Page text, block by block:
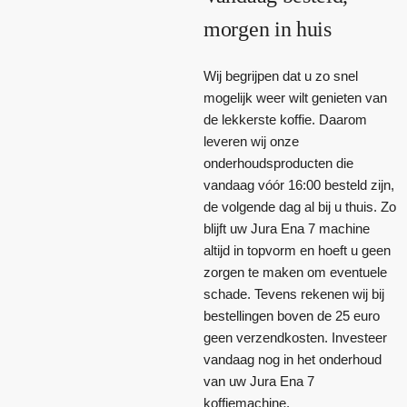
morgen in huis
Wij begrijpen dat u zo snel
mogelijk weer wilt genieten van
de lekkerste koffie. Daarom
leveren wij onze
onderhoudsproducten die
vandaag vóór 16:00 besteld zijn,
de volgende dag al bij u thuis. Zo
blijft uw Jura Ena 7 machine
altijd in topvorm en hoeft u geen
zorgen te maken om eventuele
schade. Tevens rekenen wij bij
bestellingen boven de 25 euro
geen verzendkosten. Investeer
vandaag nog in het onderhoud
van uw Jura Ena 7
koffiemachine.